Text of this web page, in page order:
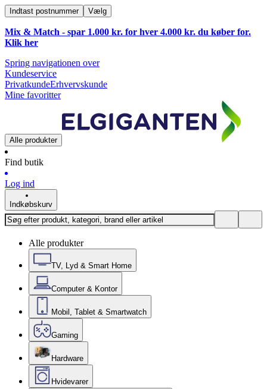
Indtast postnummer Vælg
Mix & Match - spar 1.000 kr. for hver 4.000 kr. du køber for.
Klik her
Spring navigationen over
Kundeservice
PrivatkundeErhvervskunde
Mine favoritter
Alle produkter
Find butik
Log ind
Indkøbskurv
Alle produkter
TV, Lyd & Smart Home
Computer & Kontor
Mobil, Tablet & Smartwatch
Gaming
Hardware
Hvidevarer